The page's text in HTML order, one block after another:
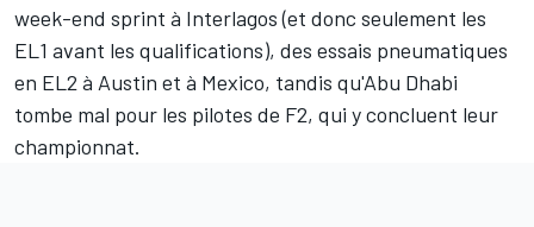
week-end sprint à Interlagos (et donc seulement les
EL1 avant les qualifications), des essais pneumatiques
en EL2 à Austin et à Mexico, tandis qu'Abu Dhabi
tombe mal pour les pilotes de F2, qui y concluent leur
championnat.